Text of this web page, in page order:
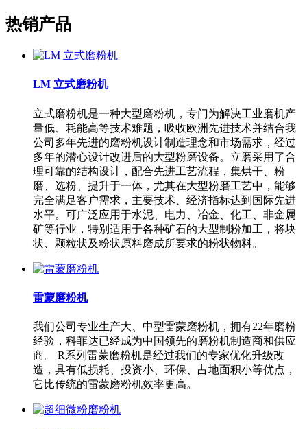
热销产品
LM 立式磨粉机
立式磨粉机是一种大型磨粉机，专门为解决工业磨机产
量低、耗能高等技术难题，吸收欧洲先进技术并结合我
公司多年先进的磨粉机设计制造理念和市场需求，经过
多年的潜心设计改进后的大型粉磨设备。立磨采用了合
理可靠的结构设计，配合先进工艺流程，集烘干、粉
磨、选粉、提升于一体，尤其在大型粉磨工艺中，能够
完全满足客户需求，主要技术、经济指标达到国际先进
水平。可广泛应用于水泥、电力、冶金、化工、非金属
矿等行业，特别适用于各种矿石的大型制粉加工，将块
状、颗粒状及粉状原料磨成所要求的粉状物料。
雷蒙磨粉机
我们公司专业生产大、中型雷蒙磨粉机，拥有22年磨粉
经验，科菲达已经成为中国领先的磨粉机制造商和供应
商。 R系列雷蒙磨粉机是经过我们的专家优化升级改
造，具有低损耗、投资小、环保、占地面积小等优点，
它比传统的雷蒙磨粉机效率更高。